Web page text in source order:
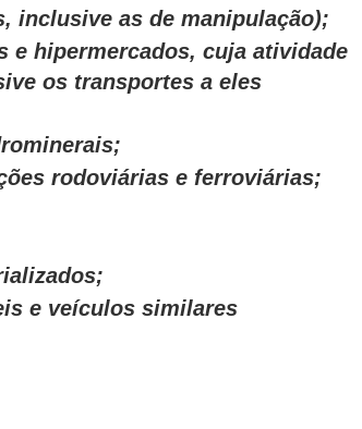
inclusive as de manipulação);
e hipermercados, cuja atividade
os transportes a eles
rodoviárias e ferroviárias;
e veículos similares